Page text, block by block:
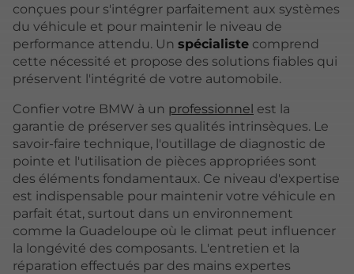
conçues pour s'intégrer parfaitement aux systèmes
du véhicule et pour maintenir le niveau de
performance attendu. Un spécialiste comprend
cette nécessité et propose des solutions fiables qui
préservent l'intégrité de votre automobile.
Confier votre BMW à un professionnel est la
garantie de préserver ses qualités intrinsèques. Le
savoir-faire technique, l'outillage de diagnostic de
pointe et l'utilisation de pièces appropriées sont
des éléments fondamentaux. Ce niveau d'expertise
est indispensable pour maintenir votre véhicule en
parfait état, surtout dans un environnement
comme la Guadeloupe où le climat peut influencer
la longévité des composants. L'entretien et la
réparation effectués par des mains expertes